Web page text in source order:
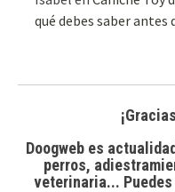
qué debes saber antes
Doogweb es
perros,
veterinaria...